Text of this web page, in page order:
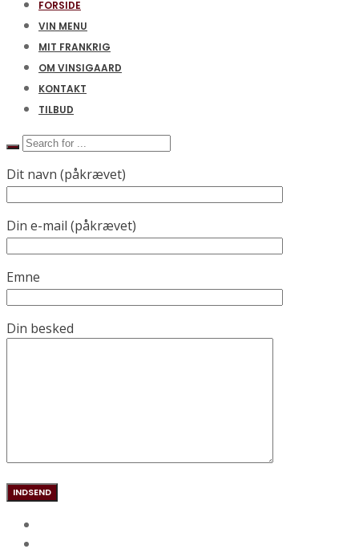
FORSIDE
VIN MENU
MIT FRANKRIG
OM VINSIGAARD
KONTAKT
TILBUD
Dit navn (påkrævet)
Din e-mail (påkrævet)
Emne
Din besked